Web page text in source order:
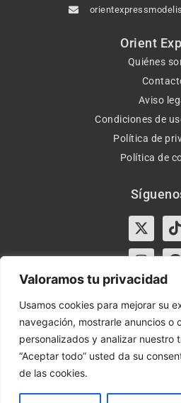
Valoramos tu privacidad
Usamos cookies para mejorar su
navegación, mostrarle anuncios o
personalizados y analizar nuestro
“Aceptar todo” usted da su
de las cookies.
Orient
Quiénes
Aviso
Condiciones de
Política de
Política de
X-
twitter
Horario:
Lun-Vie de 10:00-
10:00-
Orient Express | Copyright